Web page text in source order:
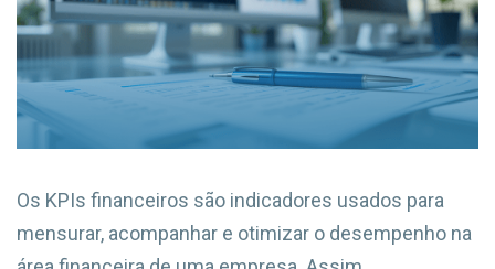
Os KPIs financeiros são indicadores usados para
mensurar, acompanhar e otimizar o desempenho na